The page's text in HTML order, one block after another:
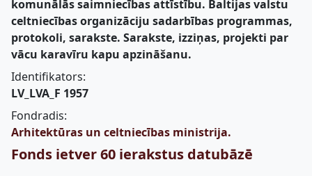
komunālās saimniecības attīstību. Baltijas valstu
celtniecības organizāciju sadarbības programmas,
protokoli, sarakste. Sarakste, izziņas, projekti par
vācu karavīru kapu apzināšanu.
Identifikators:
LV_LVA_F 1957
Fondradis:
Arhitektūras un celtniecības ministrija.
Fonds ietver 60 ierakstus datubāzē